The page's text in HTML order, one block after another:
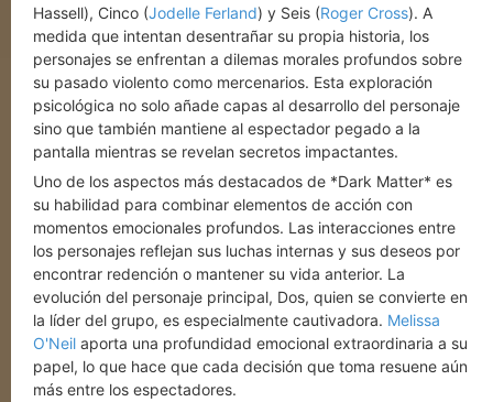
Hassell), Cinco (Jodelle Ferland) y Seis (Roger Cross). A
medida que intentan desentrañar su propia historia, los
personajes se enfrentan a dilemas morales profundos sobre
su pasado violento como mercenarios. Esta exploración
psicológica no solo añade capas al desarrollo del personaje
sino que también mantiene al espectador pegado a la
pantalla mientras se revelan secretos impactantes.
Uno de los aspectos más destacados de *Dark Matter* es
su habilidad para combinar elementos de acción con
momentos emocionales profundos. Las interacciones entre
los personajes reflejan sus luchas internas y sus deseos por
encontrar redención o mantener su vida anterior. La
evolución del personaje principal, Dos, quien se convierte en
la líder del grupo, es especialmente cautivadora. Melissa
O'Neil aporta una profundidad emocional extraordinaria a su
papel, lo que hace que cada decisión que toma resuene aún
más entre los espectadores.